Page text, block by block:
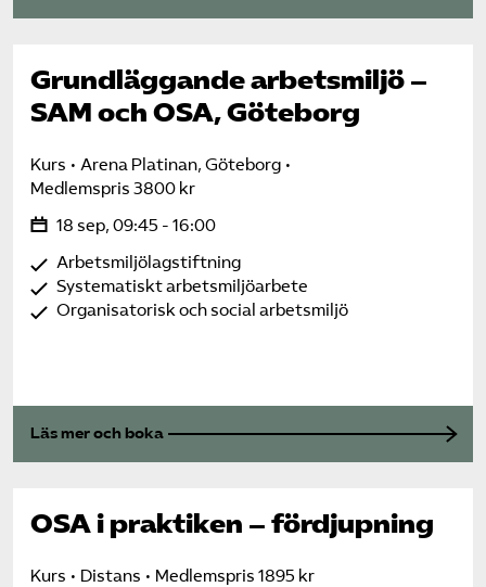
Grundläggande arbetsmiljö –
SAM och OSA, Göteborg
Kurs
Arena Platinan, Göteborg
Medlemspris 3800 kr
18 sep, 09:45 - 16:00
Arbetsmiljölagstiftning
Systematiskt arbetsmiljöarbete
Organisatorisk och social arbetsmiljö
Läs mer och boka
OSA i praktiken – fördjupning
Kurs Distans
Medlemspris 1895 kr